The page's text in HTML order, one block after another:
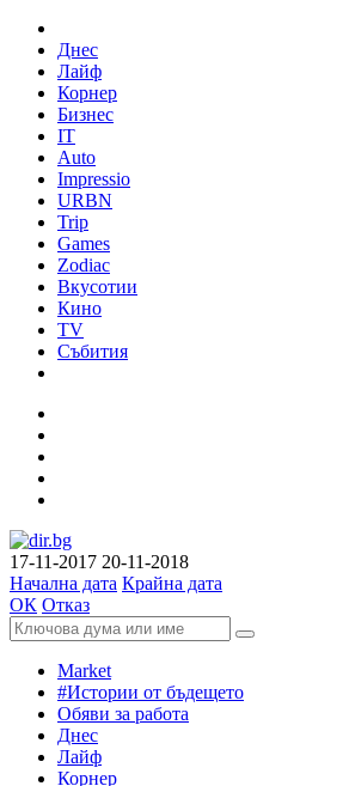
Днес
Лайф
Корнер
Бизнес
IT
Auto
Impressio
URBN
Trip
Games
Zodiac
Вкусотии
Кино
TV
Събития
17-11-2017 20-11-2018
Начална дата Крайна дата
ОК Отказ
Market
#Истории от бъдещето
Обяви за работа
Днес
Лайф
Корнер